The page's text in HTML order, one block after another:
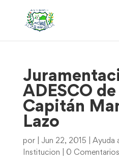
ADESCO
Capitán
Lazo
por Jun 22, 2015
Ayuda
Institucion
0 Comentarios